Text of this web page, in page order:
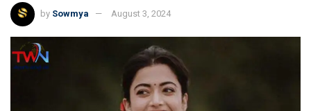
by Sowmya August 3, 2024